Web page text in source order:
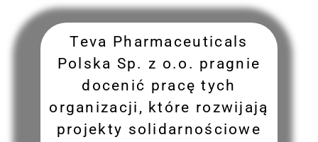
Teva Pharmaceuticals
Polska Sp. z o.o. pragnie
docenić pracę tych
organizacji, które rozwijają
projekty solidarnościowe